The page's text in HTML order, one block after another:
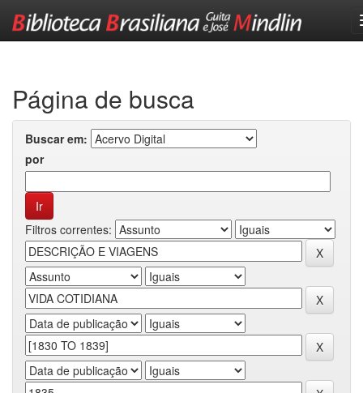
Página de busca
Buscar em:
por
Filtros correntes: